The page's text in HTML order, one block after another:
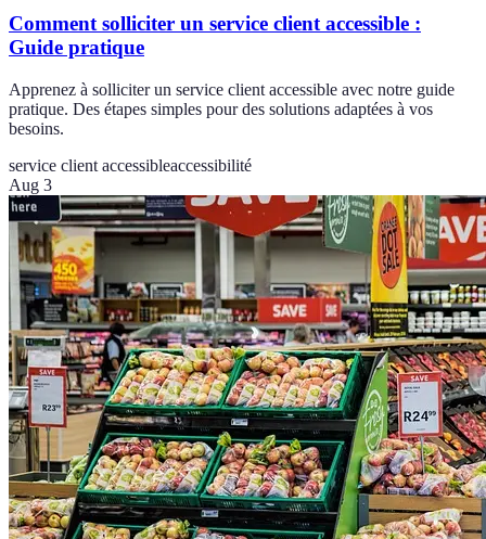
Comment solliciter un service client accessible :
Guide pratique
Apprenez à solliciter un service client accessible avec notre guide
pratique. Des étapes simples pour des solutions adaptées à vos
besoins.
service client accessibleaccessibilité
Aug 3